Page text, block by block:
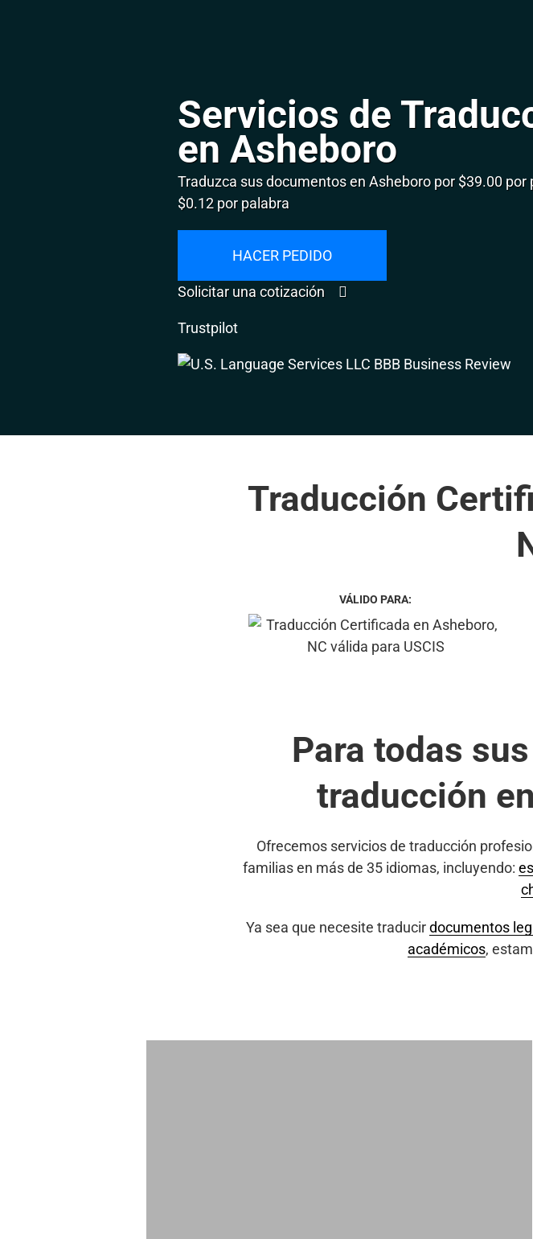
Servicios de
en Asheboro
Traduzca sus documentos en Asheboro por $39.00 por
$0.12 por palabra
HACER PEDIDO
Solicitar una cotización
Trustpilot
Traducción
VÁLIDO PARA:
Para todas
traducción
Ofrecemos servicios de traducción
familias en más de 35 idiomas, incluyendo:
Ya sea que necesite traducirdocumentos
académicos,